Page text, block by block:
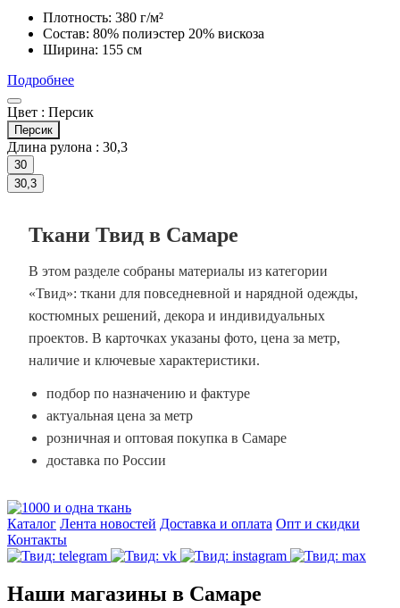
Плотность: 380 г/м²
Состав: 80% полиэстер 20% вискоза
Ширина: 155 см
Подробнее
Цвет : Персик
Персик
Длина рулона : 30,3
30
30,3
Ткани Твид в Самаре
В этом разделе собраны материалы из категории
«Твид»: ткани для повседневной и нарядной одежды,
костюмных решений, декора и индивидуальных
проектов. В карточках указаны фото, цена за метр,
наличие и ключевые характеристики.
подбор по назначению и фактуре
актуальная цена за метр
розничная и оптовая покупка в Самаре
доставка по России
Каталог Лента новостей Доставка и оплата Опт и скидки
Контакты
Наши магазины в Самаре